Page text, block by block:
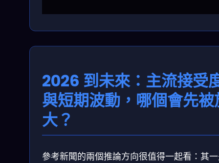
2026 到未來：主流接受
與短期波動，哪個會先被
大？
參考新聞的兩個推論方向很值得一起看：其